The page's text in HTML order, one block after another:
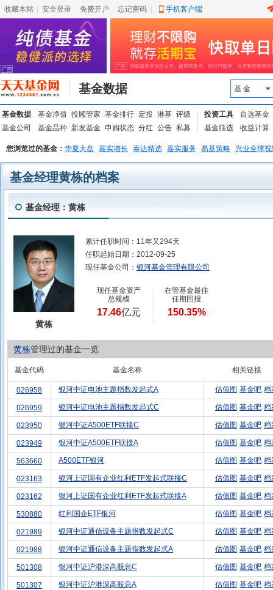
收藏本站 安全登录 免费开户 忘记密码 手机客户端
基金数据 基 金
基金数据 基金净值 投顾管家 基金排行 定投 港基 评级
基金公司
基金品种 新发基金 申购状态 分红 公告 私募
投资工具
自选基金
基金筛选
收益计算
您浏览过的基金： 华夏大盘 嘉实增长 泰达精选 嘉实服务 易基策略 兴业全球
基金经理黄栋的档案
基金经理：黄栋
黄栋
累计任职时间： 11年又294天
任职起始日期： 2012-09-25
现任基金公司： 银河基金管理有限公司
现任基金资产
总规模
17.46亿元
在管基金最佳
任期回报
150.35%
黄栋管理过的基金一览
基金代码 基金名称 相关链接
026958 银河中证电池主题指数发起式A 估值图 基金吧 档
026959 银河中证电池主题指数发起式C 估值图 基金吧 档
023950 银河中证A500ETF联接C 估值图 基金吧 档
023949 银河中证A500ETF联接A 估值图 基金吧 档
563660 A500ETF银河 估值图 基金吧 档
023163 银河上证国有企业红利ETF发起式联接C 估值图 基金吧 档
023162 银河上证国有企业红利ETF发起式联接A 估值图 基金吧 档
530880 红利国企ETF银河 估值图 基金吧 档
021989 银河中证通信设备主题指数发起式C 估值图 基金吧 档
021988 银河中证通信设备主题指数发起式A 估值图 基金吧 档
501308 银河中证沪港深高股息C 估值图 基金吧 档
501307 银河中证沪港深高股息A 估值图 基金吧 档